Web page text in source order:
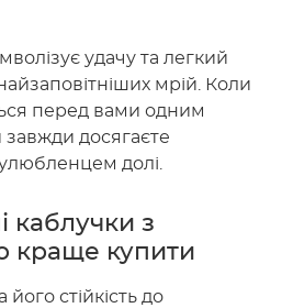
удачу та легкий
мрій. Коли
перед вами одним
досягаєте
долі.
каблучки з
краще купити
стійкість до